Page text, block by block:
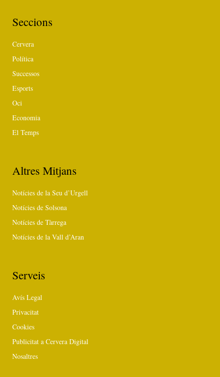
Seccions
Cervera
Política
Successos
Esports
Oci
Economia
El Temps
Altres Mitjans
Notícies de la Seu d’Urgell
Notícies de Solsona
Notícies de Tàrrega
Notícies de la Vall d’Aran
Serveis
Avís Legal
Privacitat
Cookies
Publicitat a Cervera Digital
Nosaltres